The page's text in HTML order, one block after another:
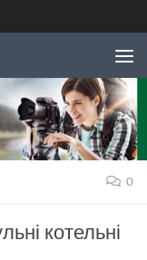
0
котельні